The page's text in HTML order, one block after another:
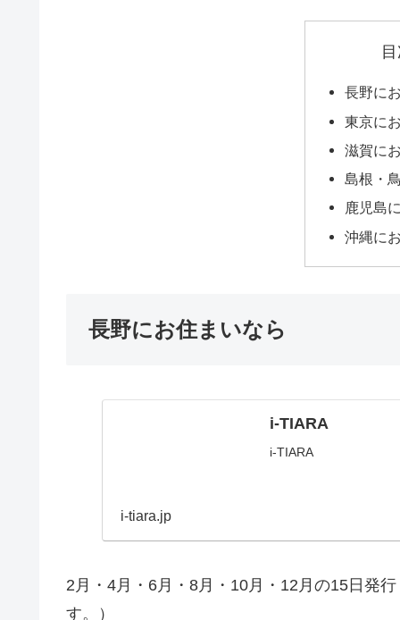
長野に
東京に
滋賀に
島根・
鹿児島
沖縄に
長野にお住まいなら
i-TIARA
i-TIARA
i-tiara.jp
2月・4月・6月・8月・10月・12月の15日発
す。）